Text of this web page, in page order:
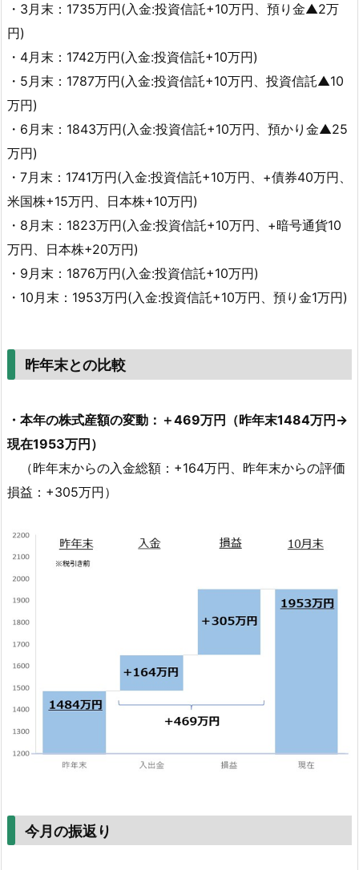
・3月末：1735万円(入金:投資信託+10万円、預り金▲2万
円)
・4月末：1742万円(入金:投資信託+10万円)
・5月末：1787万円(入金:投資信託+10万円、投資信託▲10
万円)
・6月末：1843万円(入金:投資信託+10万円、預かり金▲25
万円)
・7月末：1741万円(入金:投資信託+10万円、+債券40万円、
米国株+15万円、日本株+10万円)
・8月末：1823万円(入金:投資信託+10万円、+暗号通貨10
万円、日本株+20万円)
・9月末：1876万円(入金:投資信託+10万円)
・10月末：1953万円(入金:投資信託+10万円、預り金1万円)
昨年末との比較
・本年の株式産額の変動：＋469万円（昨年末1484万円→
現在1953万円）
（昨年末からの入金総額：+164万円、昨年末からの評価
損益：+305万円）
今月の振返り